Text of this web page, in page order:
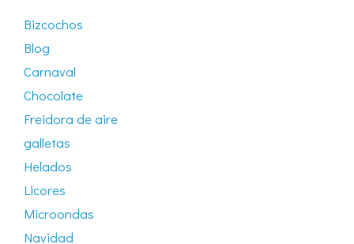
Bizcochos
Blog
Carnaval
Chocolate
Freidora de aire
galletas
Helados
Licores
Microondas
Navidad